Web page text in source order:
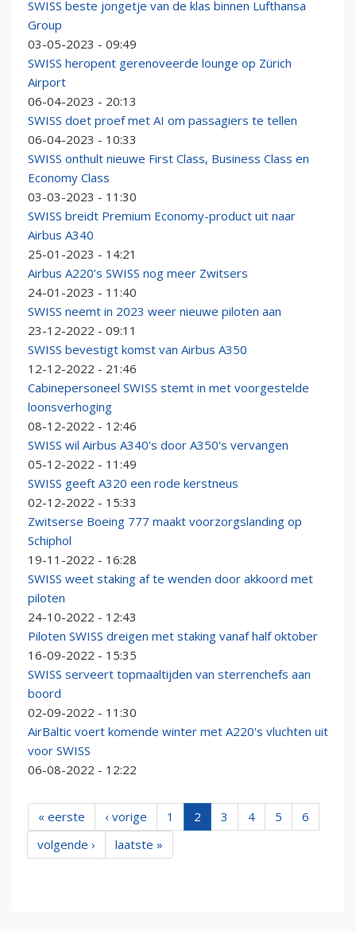
SWISS beste jongetje van de klas binnen Lufthansa
Group
03-05-2023 - 09:49
SWISS heropent gerenoveerde lounge op Zürich
Airport
06-04-2023 - 20:13
SWISS doet proef met AI om passagiers te tellen
06-04-2023 - 10:33
SWISS onthult nieuwe First Class, Business Class en
Economy Class
03-03-2023 - 11:30
SWISS breidt Premium Economy-product uit naar
Airbus A340
25-01-2023 - 14:21
Airbus A220’s SWISS nog meer Zwitsers
24-01-2023 - 11:40
SWISS neemt in 2023 weer nieuwe piloten aan
23-12-2022 - 09:11
SWISS bevestigt komst van Airbus A350
12-12-2022 - 21:46
Cabinepersoneel SWISS stemt in met voorgestelde
loonsverhoging
08-12-2022 - 12:46
SWISS wil Airbus A340's door A350's vervangen
05-12-2022 - 11:49
SWISS geeft A320 een rode kerstneus
02-12-2022 - 15:33
Zwitserse Boeing 777 maakt voorzorgslanding op
Schiphol
19-11-2022 - 16:28
SWISS weet staking af te wenden door akkoord met
piloten
24-10-2022 - 12:43
Piloten SWISS dreigen met staking vanaf half oktober
16-09-2022 - 15:35
SWISS serveert topmaaltijden van sterrenchefs aan
boord
02-09-2022 - 11:30
AirBaltic voert komende winter met A220's vluchten uit
voor SWISS
06-08-2022 - 12:22
« eerste ‹ vorige 1 2 3 4 5
6
volgende ›
laatste »